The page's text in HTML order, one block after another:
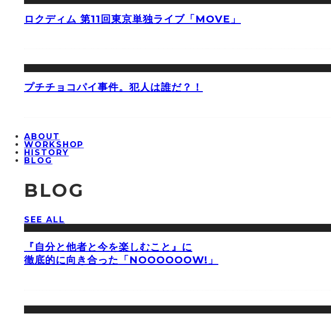
ロクディム 第11回東京単独ライブ「MOVE」
プチチョコパイ事件。犯人は誰だ？！
ABOUT
WORKSHOP
HISTORY
BLOG
BLOG
SEE ALL
『自分と他者と今を楽しむこと』に
徹底的に向き合った「NOOOOOOW!」